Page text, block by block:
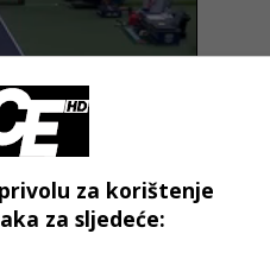
za korištenje
za sljedeće: